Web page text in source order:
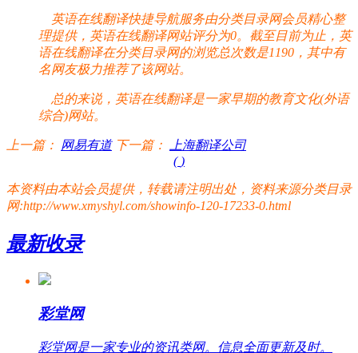
英语在线翻译快捷导航服务由分类目录网会员精心整
理提供，英语在线翻译网站评分为0。截至目前为止，英
语在线翻译在分类目录网的浏览总次数是1190，其中有
名网友极力推荐了该网站。
总的来说，英语在线翻译是一家早期的教育文化(外语
综合)网站。
上一篇： 网易有道 下一篇：
上海翻译公司
( )
本资料由本站会员提供，转载请注明出处，资料来源分类目录
网:http://www.xmyshyl.com/showinfo-120-17233-0.html
最新收录
彩堂网
彩堂网是一家专业的资讯类网。信息全面更新及时。